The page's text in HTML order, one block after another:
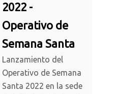
2022 -
Operativo de
Semana Santa
Lanzamiento del
Operativo de Semana
Santa 2022 en la sede